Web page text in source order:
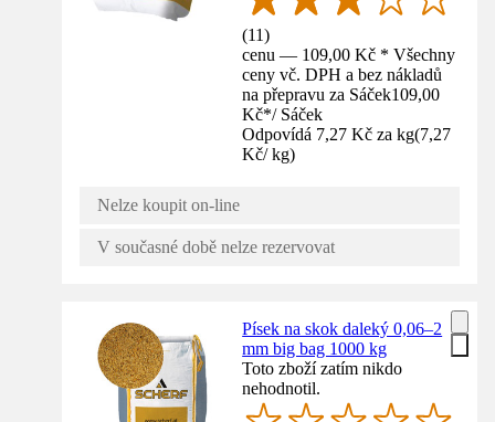
(11)
cenu — 109,00 Kč * Všechny
ceny vč. DPH a bez nákladů
na přepravu za Sáček109,00
Kč*/ Sáček
Odpovídá 7,27 Kč za kg(7,27
Kč/ kg)
Nelze koupit on-line
V současné době nelze rezervovat
Písek na skok daleký 0,06–2
mm big bag 1000 kg
Toto zboží zatím nikdo
nehodnotil.